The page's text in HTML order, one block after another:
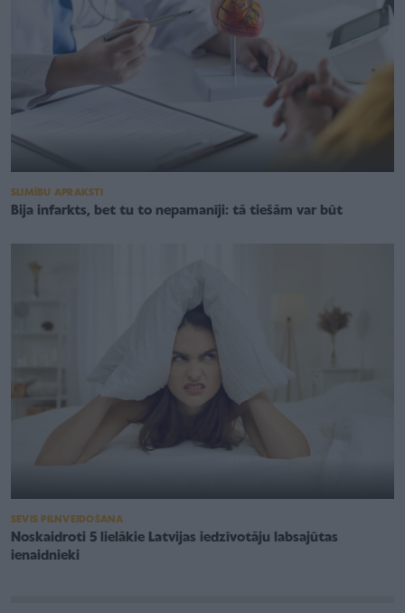
SLIMĪBU APRAKSTI
Bija infarkts, bet tu to nepamanīji: tā tiešām var būt
SEVIS PILNVEIDOŠANA
Noskaidroti 5 lielākie Latvijas iedzīvotāju labsajūtas
ienaidnieki